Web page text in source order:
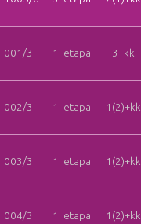
001/3 1. etapa 3+kk
002/3 1. etapa 1(2)+kk
003/3 1. etapa 1(2)+kk
004/3 1. etapa 1(2)+kk